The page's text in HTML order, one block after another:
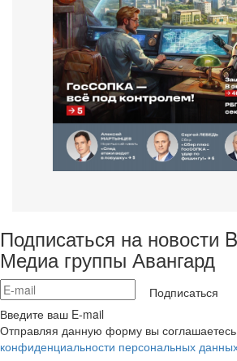
Подписаться на новости
Медиа группы Авангард
Подписаться
Введите ваш E-mail
Отправляя данную форму вы
конфиденциальности персональных